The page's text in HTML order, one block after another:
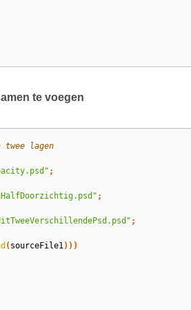
te voegen
twee lagen
;
;
;
( sourceFile1)))